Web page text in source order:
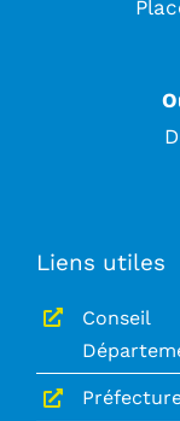
Liens utiles
Conseil